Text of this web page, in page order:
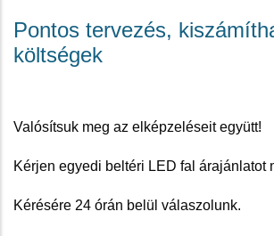
Pontos tervezés,
költségek
Valósítsuk meg az elképzeléseit együtt!
Kérjen egyedi beltéri LED fal árajánlatot
Kérésére 24 órán belül válaszolunk.